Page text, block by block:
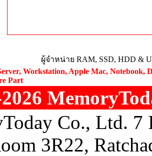
ผู้จำหน่าย RAM, SSD, HDD &
Workstation, Apple Mac, Notebook,
Part
Co., Ltd.
3R22,